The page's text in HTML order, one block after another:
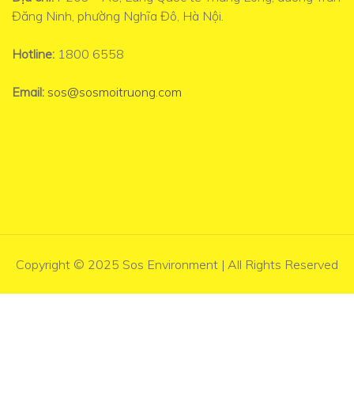
Đăng Ninh, phường Nghĩa Đô, Hà Nội.
Hotline: 1800 6558
Email: sos@sosmoitruong.com
Copyright © 2025 Sos Environment | All Rights Reserved